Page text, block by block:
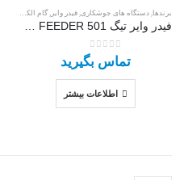
برندها دستگاه های جوشکاری فیدر وایر ,گام الکتریک
0از 5
تماس بگیرید
اطلاعات بیشتر